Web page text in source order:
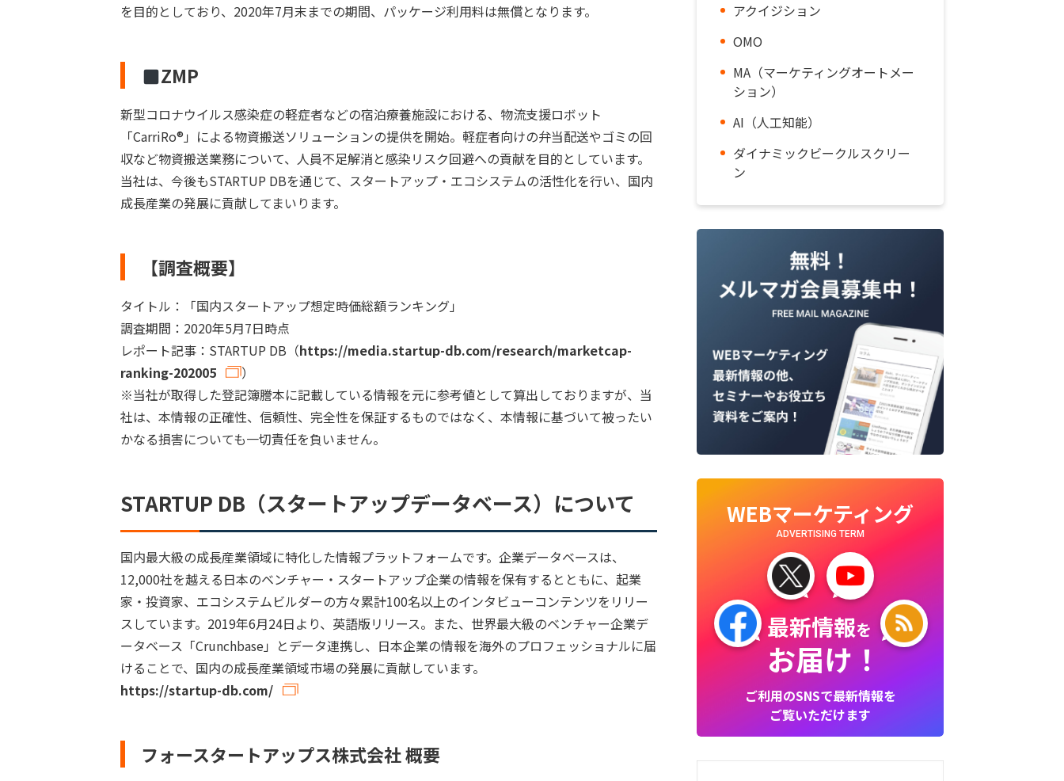
を目的としており、2020年7月末までの期間、パッケージ利用料は無償となります。
ZMP
新型コロナウイルス感染症の軽症者などの宿泊療養施設における、物流支援ロボット
「CarriRo®」による物資搬送ソリューションの提供を開始。軽症者向けの弁当配送やゴミの回
収など物資搬送業務について、人員不足解消と感染リスク回避への貢献を目的としています。
当社は、今後もSTARTUP DBを通じて、スタートアップ・エコシステムの活性化を行い、国内
成長産業の発展に貢献してまいります。
【調査概要】
タイトル：「国内スタートアップ想定時価総額ランキング」
調査期間：2020年5月7日時点
レポート記事：STARTUP DB（https://media.startup-db.com/research/marketcap-
ranking-202005
）
※当社が取得した登記簿謄本に記載している情報を元に参考値として算出しておりますが、当
社は、本情報の正確性、信頼性、完全性を保証するものではなく、本情報に基づいて被ったい
かなる損害についても一切責任を負いません。
STARTUP DB（スタートアップデータベース）について
国内最大級の成長産業領域に特化した情報プラットフォームです。企業データベースは、
12,000社を越える日本のベンチャー・スタートアップ企業の情報を保有するとともに、起業
家・投資家、エコシステムビルダーの方々累計100名以上のインタビューコンテンツをリリー
スしています。2019年6月24日より、英語版リリース。また、世界最大級のベンチャー企業デ
ータベース「Crunchbase」とデータ連携し、日本企業の情報を海外のプロフェッショナルに届
けることで、国内の成長産業領域市場の発展に貢献しています。
https://startup-db.com/
フォースタートアップス株式会社 概要
アクイジション
OMO
MA（マーケティングオートメー
ション）
AI（人工知能）
ダイナミックビークルスクリー
ン
WEBマーケティング
ADVERTISING TERM
最新情報を
お届け！
ご利用のSNSで最新情報を
ご覧いただけます